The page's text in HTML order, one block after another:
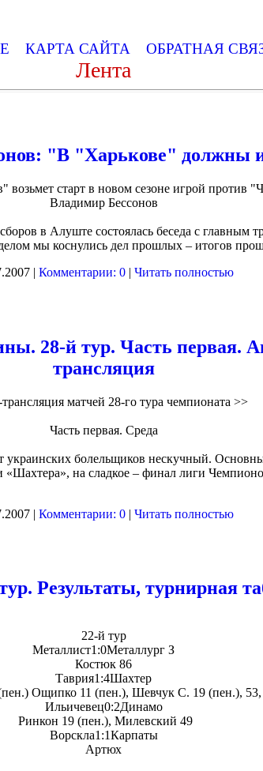
КАРТА САЙТА ОБРАТНАЯ
Лента
"В "Харькове" должны
возьмет старт в новом сезоне игрой против
Владимир Бессонов
в Алуште состоялась беседа с главным
мы коснулись дел прошлых – итогов
| Комментарии: 0 | Читать полностью
28-й тур. Часть первая.
трансляция
матчей 28-го тура чемпионата >>
Часть первая. Среда
украинских болельщиков нескучный.
«Шахтера», на сладкое – финал лиги
| Комментарии: 0 | Читать полностью
Результаты, турнирная
22-й тур
Металлист1:0Металлург З
Костюк 86
Таврия1:4Шахтер
Ощипко 11 (пен.), Шевчук С. 19 (пен.), 53,
Ильичевец0:2Динамо
Ринкон 19 (пен.), Милевский 49
Ворскла1:1Карпаты
Артюх